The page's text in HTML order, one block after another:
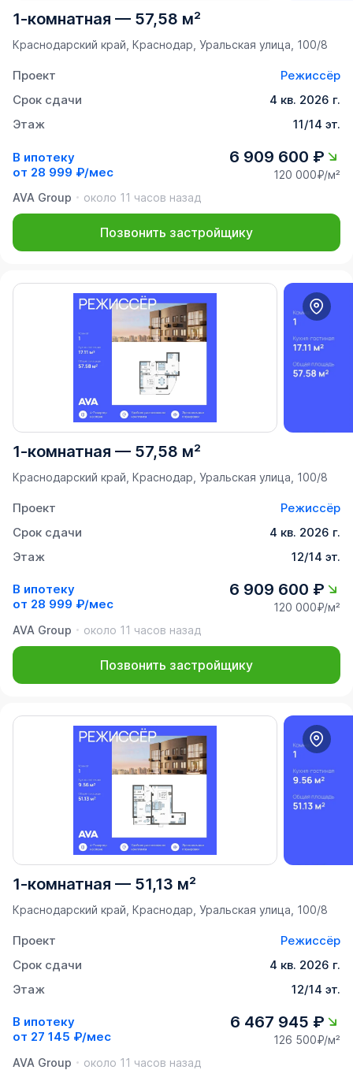
1-комнатная — 57,58 м²
Краснодарский край, Краснодар, Уральская улица, 100/8
Проект
Режиссёр
Срок сдачи
4 кв. 2026 г.
Этаж
11/14 эт.
В ипотеку
от 28 999 ₽/мес
6 909 600 ₽
120 000₽/м²
AVA Group
около 11 часов назад
Позвонить застройщику
1-комнатная — 57,58 м²
Краснодарский край, Краснодар, Уральская улица, 100/8
Проект
Режиссёр
Срок сдачи
4 кв. 2026 г.
Этаж
12/14 эт.
В ипотеку
от 28 999 ₽/мес
6 909 600 ₽
120 000₽/м²
AVA Group
около 11 часов назад
Позвонить застройщику
1-комнатная — 51,13 м²
Краснодарский край, Краснодар, Уральская улица, 100/8
Проект
Режиссёр
Срок сдачи
4 кв. 2026 г.
Этаж
12/14 эт.
В ипотеку
от 27 145 ₽/мес
6 467 945 ₽
126 500₽/м²
AVA Group
около 11 часов назад